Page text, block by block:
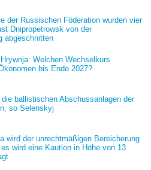
der Russischen Föderation wurden vier
Dnipropetrowsk von der
abgeschnitten
Welchen Wechselkurs
bis Ende 2027?
die ballistischen Abschussanlagen der
so Selenskyj
wird der unrechtmäßigen Bereicherung
wird eine Kaution in Höhe von 13